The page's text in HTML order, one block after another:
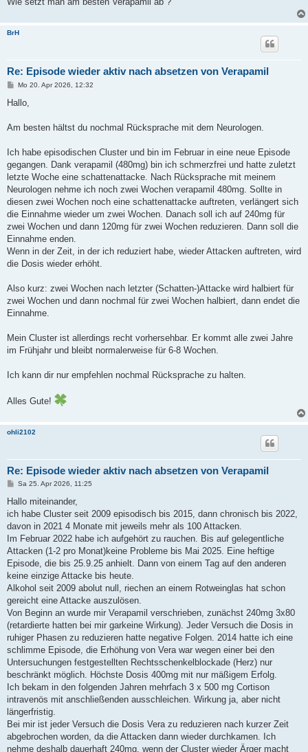
BrH
Re: Episode wieder aktiv nach absetzen von Verapamil
B
i
a
Mo 20. Apr 2026, 12:32
Hallo,
Am besten hältst du nochmal Rücksprache mit dem Neurologen.
Ich habe episodischen Cluster und bin im Februar in eine neue Episode
gegangen. Dank verapamil (480mg) bin ich schmerzfrei und hatte zuletzt
letzte Woche eine schattenattacke. Nach Rücksprache mit meinem
Neurologen nehme ich noch zwei Wochen verapamil 480mg. Sollte in
diesen zwei Wochen noch eine schattenattacke auftreten, verlängert sich
die Einnahme wieder um zwei Wochen. Danach soll ich auf 240mg für
zwei Wochen und dann 120mg für zwei Wochen reduzieren. Dann soll die
Einnahme enden.
Wenn in der Zeit, in der ich reduziert habe, wieder Attacken auftreten, wird
die Dosis wieder erhöht.
Also kurz: zwei Wochen nach letzter (Schatten-)Attacke wird halbiert für
zwei Wochen und dann nochmal für zwei Wochen halbiert, dann endet die
Einnahme.
Mein Cluster ist allerdings recht vorhersehbar. Er kommt alle zwei Jahre
im Frühjahr und bleibt normalerweise für 6-8 Wochen.
Ich kann dir nur empfehlen nochmal Rücksprache zu halten.
Alles Gute!
ohli2102
Re: Episode wieder aktiv nach absetzen von Verapamil
B
i
r
a
Sa 25. Apr 2026, 11:25
Hallo miteinander,
ich habe Cluster seit 2009 episodisch bis 2015, dann chronisch bis 2022,
davon in 2021 4 Monate mit jeweils mehr als 100 Attacken.
Im Februar 2022 habe ich aufgehört zu rauchen. Bis auf gelegentliche
Attacken (1-2 pro Monat)keine Probleme bis Mai 2025. Eine heftige
Episode, die bis 25.9.25 anhielt. Dann von einem Tag auf den anderen
keine einzige Attacke bis heute.
Alkohol seit 2009 abolut null, riechen an einem Rotweinglas hat schon
gereicht eine Attacke auszulösen.
Von Beginn an wurde mir Verapamil verschrieben, zunächst 240mg 3x80
(retardierte hatten bei mir garkeine Wirkung). Jeder Versuch die Dosis in
ruhiger Phasen zu reduzieren hatte negative Folgen. 2014 hatte ich eine
schlimme Episode, die Erhöhung von Vera war wegen einer bei den
Untersuchungen festgestellten Rechtsschenkelblockade (Herz) nur
beschränkt möglich. Höchste Dosis 400mg mit nur mäßigem Erfolg.
Ich bekam in den folgenden Jahren mehrfach 3 x 500 mg Cortison
intravenös mit anschließenden ausschleichen. Wirkung ja, aber nicht
längerfristig.
Bei mir ist jeder Versuch die Dosis Vera zu reduzieren nach kurzer Zeit
abgebrochen worden, da die Attacken dann wieder durchkamen. Ich
nehme deshalb dauerhaft 240mg, wenn der Cluster wieder Ärger macht